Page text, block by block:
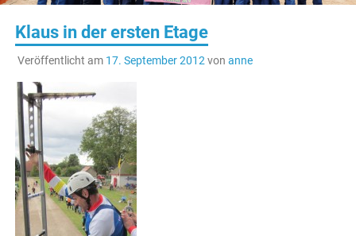
Klaus in der ersten Etage
Veröffentlicht am 17. September 2012 von anne